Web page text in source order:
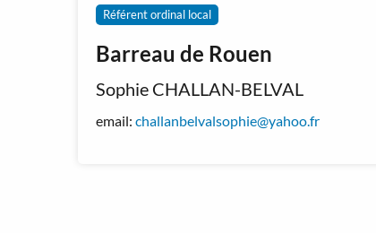
Référent ordinal local
Barreau de Rouen
Sophie CHALLAN-BELVAL
email: challanbelvalsophie@yahoo.fr